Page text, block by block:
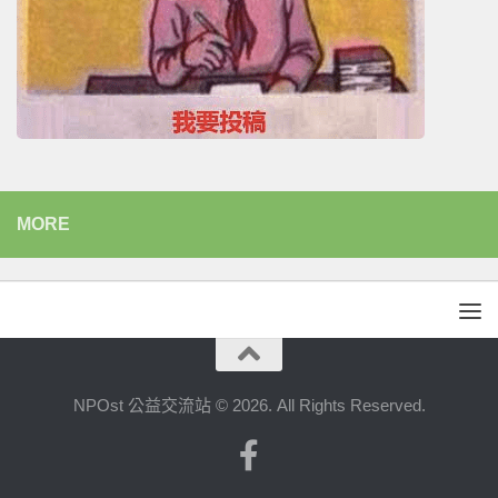
MORE
NPOst 公益交流站 © 2026. All Rights Reserved.